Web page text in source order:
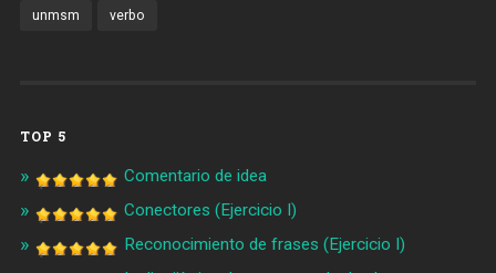
unmsm verbo
TOP 5
Comentario de idea
Conectores (Ejercicio I)
Reconocimiento de frases (Ejercicio I)